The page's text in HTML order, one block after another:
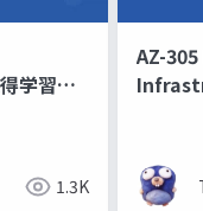
学習会
1.3K
AZ-